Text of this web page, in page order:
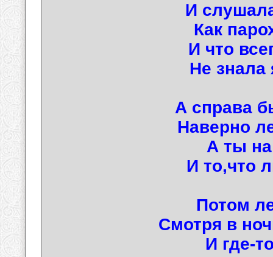
И
Как
И что
Не знала
А справа
Наверно
А ты на
И то,что
Потом
Смотря в
И где-